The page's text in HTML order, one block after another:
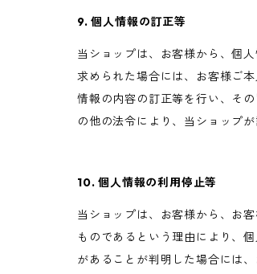
9. 個人情報の訂正等
当ショップは、お客様から、個
求められた場合には、お客様ご
情報の内容の訂正等を行い、そ
の他の法令により、当ショップ
10. 個人情報の利用停止等
当ショップは、お客様から、お
ものであるという理由により、
があることが判明した場合には